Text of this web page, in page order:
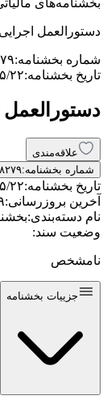
بخشنامه‌های
دستورالعمل اجرایی
شماره بخشنامه:
تاریخ بخشنامه:
دستورالعمل
علاقه‌مندی
شماره بخشنامه:
تاریخ بخشنامه:
آخرین بروزرسانی:
نام دسته‌بندی:
وضعیت سند:
نامشخص
جزییات بخشنامه